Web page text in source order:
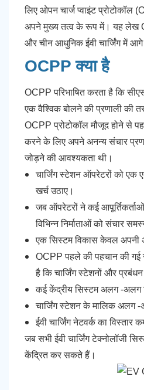
लिए ओपन चार्ज प्वाइंट
अपने मुख्य तत्व के रूप में। यह लेख
और चीन आधुनिक ईवी चार्जिंग में
OCPP क्या है
OCPP परिभाषित करता है कि
एक वैश्विक बोलने की प्रणाली की
OCPP प्रोटोकॉल मौजूद होने से
करने के लिए अपने अनन्य संचार
जोड़ने की आवश्यकता थी।
चार्जिंग स्टेशन ऑपरेटरों को एक
खर्च उठाए।
जब ऑपरेटरों ने कई
विभिन्न निर्माताओं को संचार
एक सिस्टम विकास केवल अपनी
OCPP पहले की पहचान की गई
है कि चार्जिंग स्टेशनों और
कई केंद्रीय सिस्टम अलग -अलग
चार्जिंग स्टेशन के मालिक
ईवी चार्जिंग नेटवर्क का
जब सभी ईवी चार्जिंग टेक्नोलॉजी
केंद्रित कर सकते हैं।